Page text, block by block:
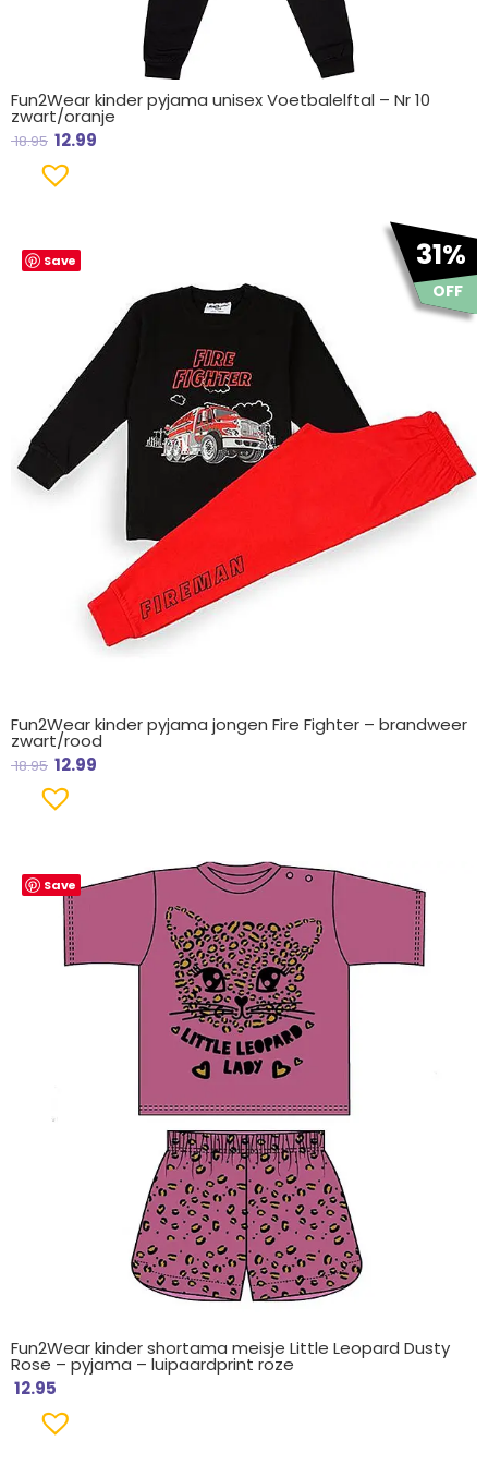
Fun2Wear kinder pyjama unisex Voetbalelftal – Nr 10
zwart/oranje
18.95 12.99
Save 31%
OFF
Fun2Wear kinder pyjama jongen Fire Fighter – brandweer
zwart/rood
18.95
Oorspronkelijke
prijs
12.99
€ 12.99.
Save
Fun2Wear kinder shortama meisje Little Leopard Dusty
Rose – pyjama – luipaardprint roze
12.95